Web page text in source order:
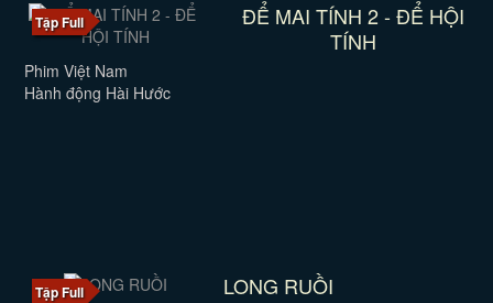
Tập Full
ĐỂ MAI TÍNH 2 - ĐỂ HỘI
TÍNH
Phim Việt Nam
Hành động Hài Hước
Tập Full LONG RUỒI